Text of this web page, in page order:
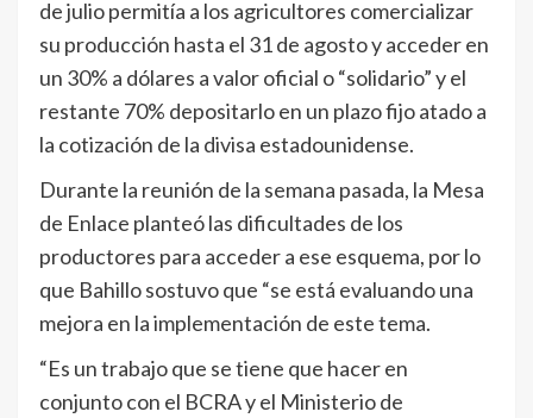
de julio permitía a los agricultores comercializar
su producción hasta el 31 de agosto y acceder en
un 30% a dólares a valor oficial o “solidario” y el
restante 70% depositarlo en un plazo fijo atado a
la cotización de la divisa estadounidense.
Durante la reunión de la semana pasada, la Mesa
de Enlace planteó las dificultades de los
productores para acceder a ese esquema, por lo
que Bahillo sostuvo que “se está evaluando una
mejora en la implementación de este tema.
“Es un trabajo que se tiene que hacer en
conjunto con el BCRA y el Ministerio de